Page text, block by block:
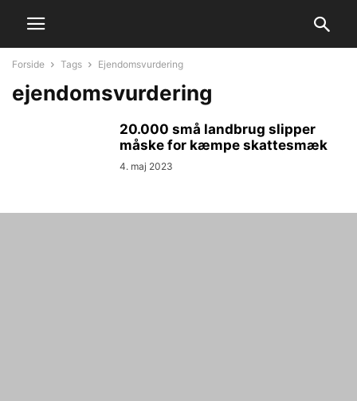
Forside Tags Ejendomsvurdering
ejendomsvurdering
20.000 små landbrug slipper
måske for kæmpe skattesmæk
4. maj 2023